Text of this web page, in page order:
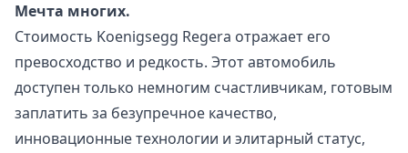
Мечта многих.
Стоимость Koenigsegg Regera отражает его
превосходство и редкость. Этот автомобиль
доступен только немногим счастливчикам, готовым
заплатить за безупречное качество,
инновационные технологии и элитарный статус,